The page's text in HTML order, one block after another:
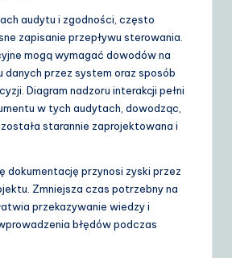
audytu i zgodności, często
zapisanie przepływu sterowania.
mogą wymagać dowodów na
danych przez system oraz sposób
Diagram nadzoru interakcji pełni
w tych audytach, dowodząc,
starannie zaprojektowana i
dokumentację przynosi zyski przez
Zmniejsza czas potrzebny na
przekazywanie wiedzy i
błędów podczas